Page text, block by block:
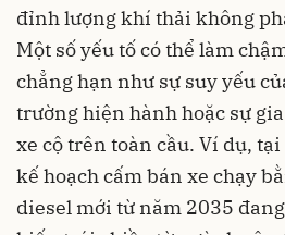
đỉnh lượng khí thải không
Một số yếu tố có thể làm
chẳng hạn như sự suy yếu
trường hiện hành hoặc sự
xe cộ trên toàn cầu. Ví dụ,
kế hoạch cấm bán xe chạy
diesel mới từ năm 2035